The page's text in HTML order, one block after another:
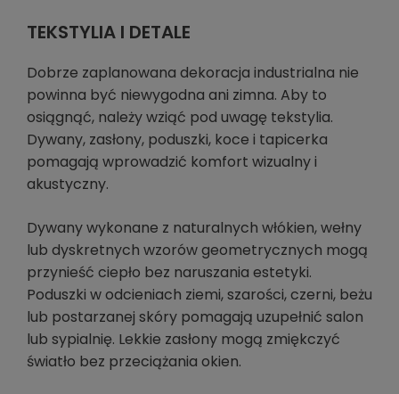
TEKSTYLIA I DETALE
Dobrze zaplanowana dekoracja industrialna nie
powinna być niewygodna ani zimna. Aby to
osiągnąć, należy wziąć pod uwagę tekstylia.
Dywany, zasłony, poduszki, koce i tapicerka
pomagają wprowadzić komfort wizualny i
akustyczny.
Dywany wykonane z naturalnych włókien, wełny
lub dyskretnych wzorów geometrycznych mogą
przynieść ciepło bez naruszania estetyki.
Poduszki w odcieniach ziemi, szarości, czerni, beżu
lub postarzanej skóry pomagają uzupełnić salon
lub sypialnię. Lekkie zasłony mogą zmiękczyć
światło bez przeciążania okien.